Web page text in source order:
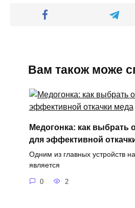
Вам також може
Медогонка: как выбрать
для эффективной
Одним из главных устройств
является
0 2